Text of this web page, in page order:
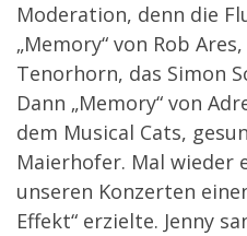
Moderation, denn die
„Memory“ von Rob
Tenorhorn, das Simon
Dann „Memory“ von
dem Musical Cats,
Maierhofer. Mal wieder
unseren Konzerten
Effekt“ erzielte. Jenny